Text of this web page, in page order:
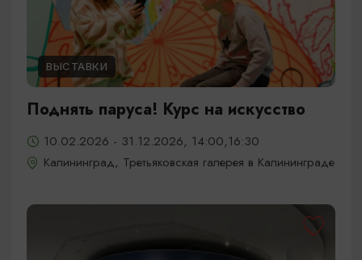
ВЫСТАВКИ
Поднять паруса! Курс на искусство
10.02.2026 - 31.12.2026, 14:00,16:30
Калининград, Третьяковская галерея в Калининграде